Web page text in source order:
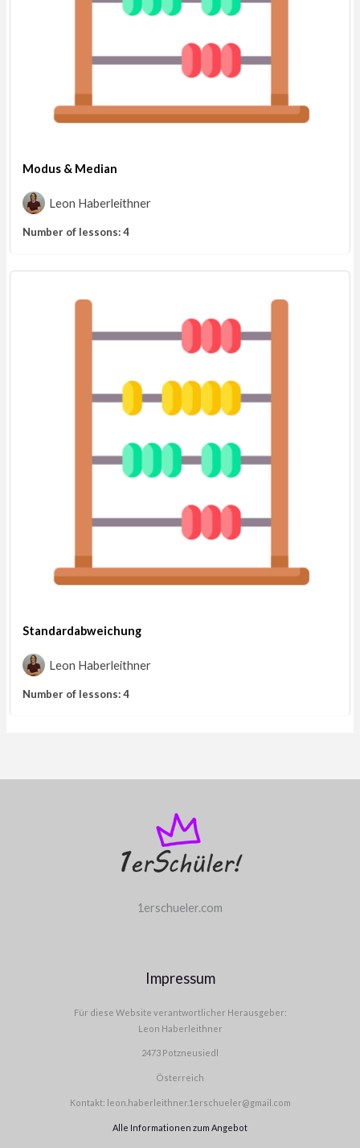
Modus & Median
Leon Haberleithner
Number of lessons:4
Standardabweichung
Leon Haberleithner
Number of lessons:4
1erschueler.com
Impressum
Für diese Website verantwortlicher Herausgeber:
Leon Haberleithner
2473 Potzneusiedl
Österreich
Kontakt: leon.haberleithner.1erschueler@gmail.com
Alle Informationen zum Angebot